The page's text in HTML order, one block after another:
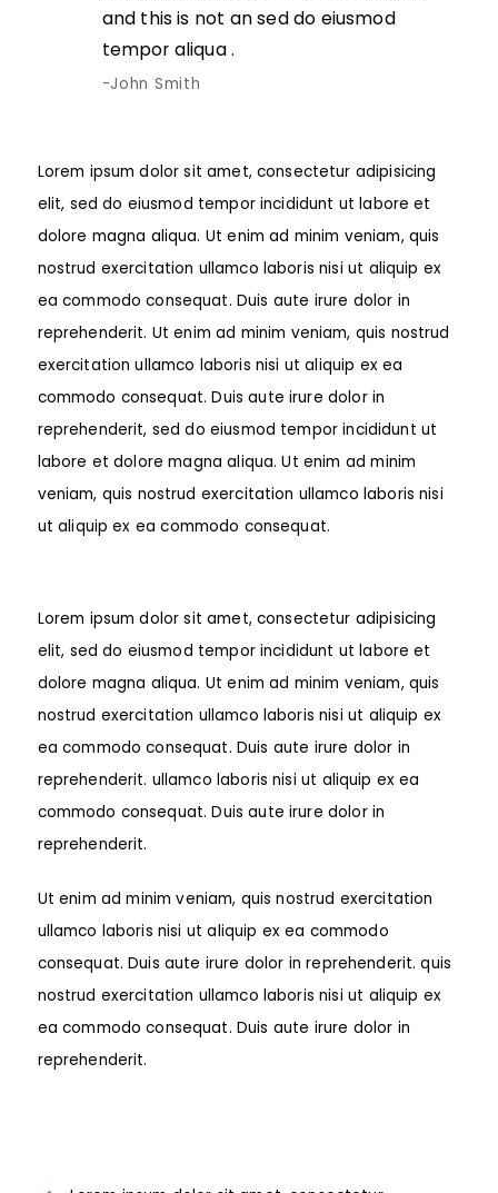
and this is not an sed do eiusmod
tempor aliqua .
John Smith
Lorem ipsum dolor sit amet, consectetur adipisicing
elit, sed do eiusmod tempor incididunt ut labore et
dolore magna aliqua. Ut enim ad minim veniam, quis
nostrud exercitation ullamco laboris nisi ut aliquip ex
ea commodo consequat. Duis aute irure dolor in
reprehenderit. Ut enim ad minim veniam, quis nostrud
exercitation ullamco laboris nisi ut aliquip ex ea
commodo consequat. Duis aute irure dolor in
reprehenderit, sed do eiusmod tempor incididunt ut
labore et dolore magna aliqua. Ut enim ad minim
veniam, quis nostrud exercitation ullamco laboris nisi
ut aliquip ex ea commodo consequat.
Lorem ipsum dolor sit amet, consectetur adipisicing
elit, sed do eiusmod tempor incididunt ut labore et
dolore magna aliqua. Ut enim ad minim veniam, quis
nostrud exercitation ullamco laboris nisi ut aliquip ex
ea commodo consequat. Duis aute irure dolor in
reprehenderit. ullamco laboris nisi ut aliquip ex ea
commodo consequat. Duis aute irure dolor in
reprehenderit.
Ut enim ad minim veniam, quis nostrud exercitation
ullamco laboris nisi ut aliquip ex ea commodo
consequat. Duis aute irure dolor in reprehenderit. quis
nostrud exercitation ullamco laboris nisi ut aliquip ex
ea commodo consequat. Duis aute irure dolor in
reprehenderit.